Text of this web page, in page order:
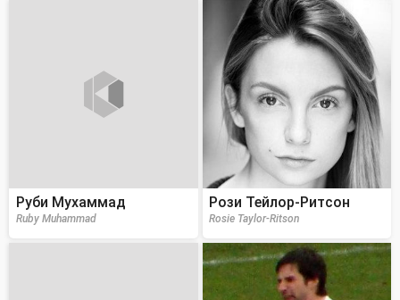
Руби Мухаммад
Ruby Muhammad
Рози Тейлор-Ритсон
Rosie Taylor-Ritson